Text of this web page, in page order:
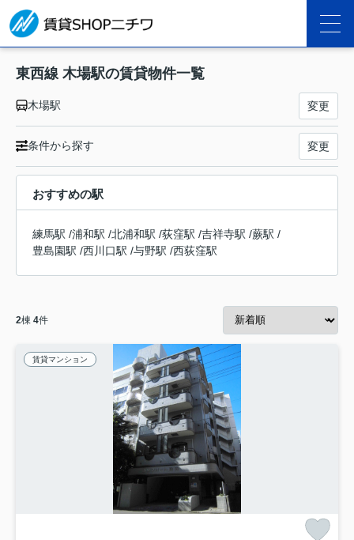
東西線 木場駅の賃貸物件一覧
木場駅 変更
条件から探す 変更
おすすめの駅
練馬駅 /浦和駅 /北浦和駅 /荻窪駅 /吉祥寺駅 /蕨駅 /
豊島園駅 /西川口駅 /与野駅 /西荻窪駅
2棟 4件
賃貸マンション